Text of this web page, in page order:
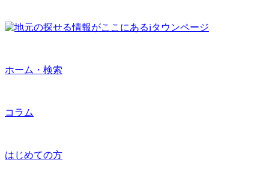
ホーム・検索
コラム
はじめての方